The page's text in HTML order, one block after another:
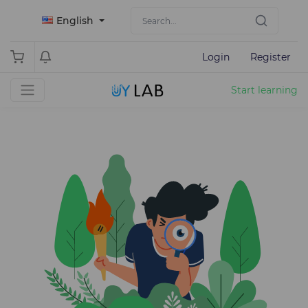
English
Login Register
Start learning